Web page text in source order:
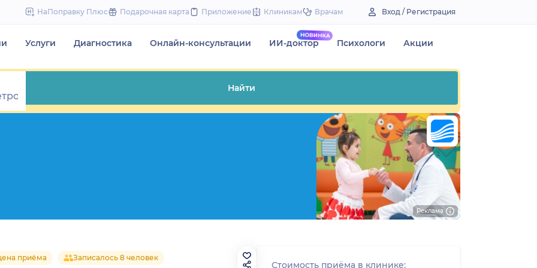
to
НаПоправку Плюс Подарочная карта Приложение Клиникам Врачам Вход / Регистрация
Услуги Диагностика Онлайн-консультации ИИ-доктор Психологи Акции
Найти
приёма Записалось 8 человек
Стоимость приёма в клинике:
Реклама